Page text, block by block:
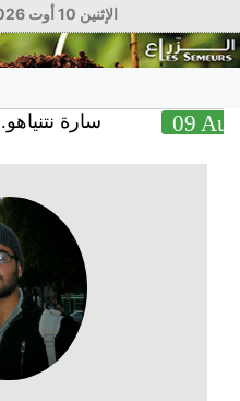
الإثنين 10 أوت 2026
سارة نتنياهو..